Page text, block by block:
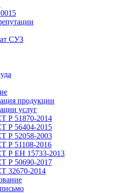
СУЗ
продукции
услуг
Р 51870-2014
Р 56404-2015
Р 52058-2003
Р 51108-2016
Р ЕН 15733-2013
Р 50690-2017
32670-2014